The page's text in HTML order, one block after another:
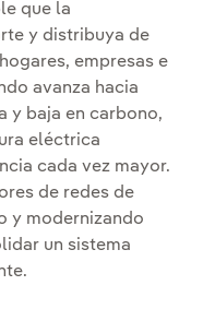
que la
y distribuya de
empresas e
avanza hacia
y baja en carbono,
eléctrica
cada vez mayor.
de redes de
y modernizando
un sistema